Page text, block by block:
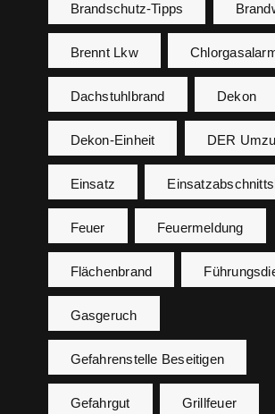
Brandschutz-Tipps
Brennt Lkw
Dachstuhlbrand Dekon
Dekon-Einheit DER
Einsatz
Feuer Feuermeldung
Flächenbrand
Gasgeruch
Gefahrenstelle Beseitigen
Gefahrgut Grillfeuer